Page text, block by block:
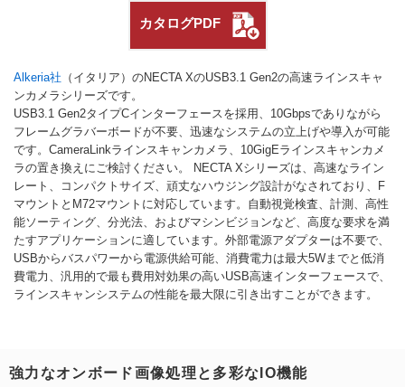
カタログPDF
Alkeria社 （イタリア）のNECTA XのUSB3.1 Gen2の高速ラインスキャ
ンカメラシリーズです。
USB3.1 Gen2タイプCインターフェースを採用、10Gbpsでありながら
フレームグラバーボードが不要、迅速なシステムの立上げや導入が可能
です。CameraLinkラインスキャンカメラ、10GigEラインスキャンカメ
ラの置き換えにご検討ください。 NECTA Xシリーズは、高速なライン
レート、コンパクトサイズ、頑丈なハウジング設計がなされており、F
マウントとM72マウントに対応しています。自動視覚検査、計測、高性
能ソーティング、分光法、およびマシンビジョンなど、高度な要求を満
たすアプリケーションに適しています。外部電源アダプターは不要で、
USBからバスパワーから電源供給可能、消費電力は最大5Wまでと低消
費電力、汎用的で最も費用対効果の高いUSB高速インターフェースで、
ラインスキャンシステムの性能を最大限に引き出すことができます。
強力なオンボード画像処理と多彩なIO機能